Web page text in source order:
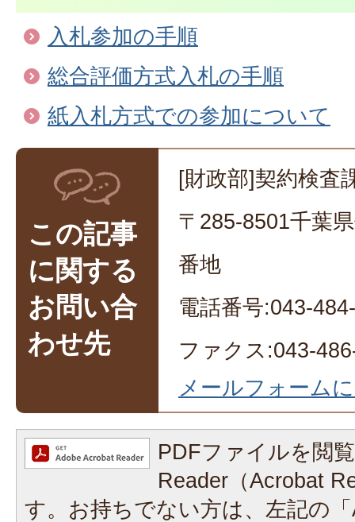
入札参加の手順
総合評価方式入札の手順
紙入札方式での参加について
この記事
に関する
お問い合
わせ先
[財政部]契約検査
〒285-8501千葉
番地
電話番号:043-
ファクス:043-
メールフォーム
PDFファイルを閲
Reader（Acrobat
す。お持ちでない方は、左記の